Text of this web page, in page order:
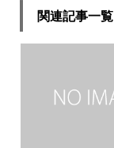
関連記事一覧